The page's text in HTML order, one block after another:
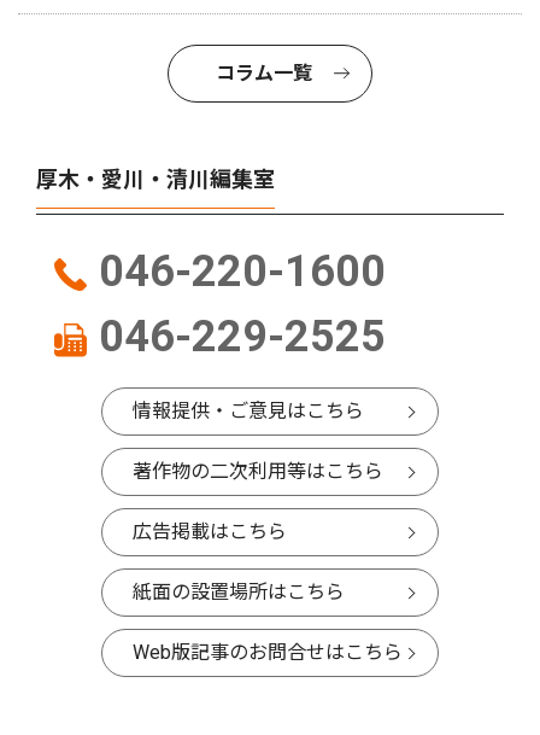
コラム一覧
厚木・愛川・清川編集室
046-220-1600
046-229-2525
情報提供・ご意見はこちら
著作物の二次利用等はこちら
広告掲載はこちら
紙面の設置場所はこちら
Web版記事のお問合せはこちら